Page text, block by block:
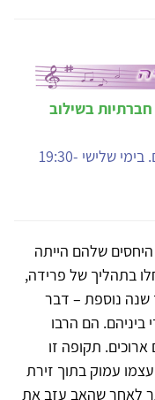
חברתיות בשילוב
פתיחה 3.11.26. הקורס מועבר בזום. בימי שלישי 19:30-
שלהם הייתה
בתהליך של פרידה,
שנה נוספת – דבר
הם הרבו
תקופה זו
עמוק בתוך זירת
לאחר שהאב עזב את